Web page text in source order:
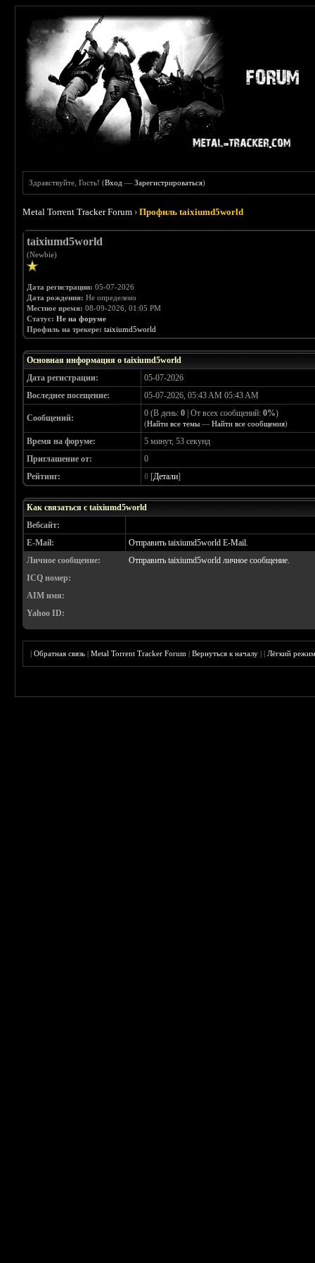
Здравствуйте, Гость! (Вход —Зарегистрироваться)
Metal Torrent Tracker Forum ›Профиль taixiumd5world
taixiumd5world
(Newbie)
Дата регистрации: 05-07-2026
Дата рождения: Не определено
Местное время: 08-09-2026, 01:05 PM
Статус: Не на форуме
Профиль на трекере: taixiumd5world
Основная информация о taixiumd5world
Дата регистрации:
05-07-2026
Воследнее посещение:
05-07-2026, 05:43 AM 05:43 AM
Сообщений: 0 (В день:0 | От всех сообщений:0%)
(Найти все темы —Найти все сообщения)
Время на форуме:
5 минут, 53 секунд
Приглашение от:
0
Рейтинг:
0 [Детали]
Как связаться с taixiumd5world
Вебсайт:
E-Mail:
Отправить taixiumd5world E-Mail.
Личное сообщение:
Отправить taixiumd5world личное сообщение.
ICQ номер:
AIM имя:
Yahoo ID:
|Обратная связь |Metal Torrent Tracker Forum |Вернуться к началу ||Лёгкий